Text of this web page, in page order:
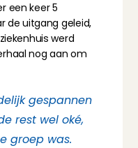
een keer 5
de uitgang geleid,
werd
nog aan om
gespannen
rest wel oké,
groep was.